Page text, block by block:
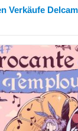
Verkäufe